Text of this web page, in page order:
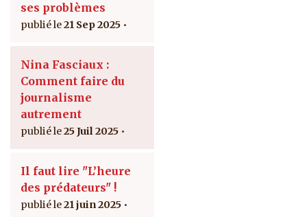
ses problèmes
21 Sep 2025
Nina Fasciaux :
Comment faire du
journalisme
autrement
25 Juil 2025
Il faut lire "L’heure
des prédateurs" !
21 juin 2025